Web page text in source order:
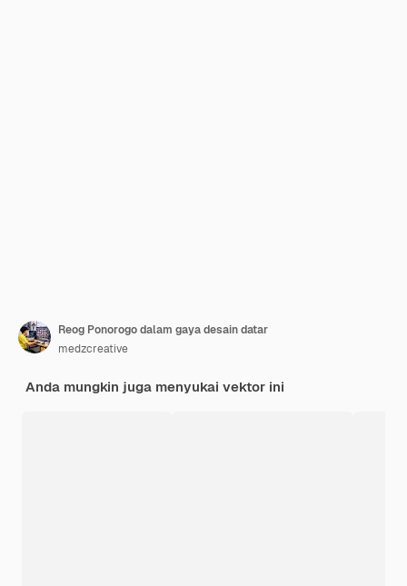
Reog Ponorogo dalam gaya desain datar
medzcreative
Anda mungkin juga menyukai vektor ini